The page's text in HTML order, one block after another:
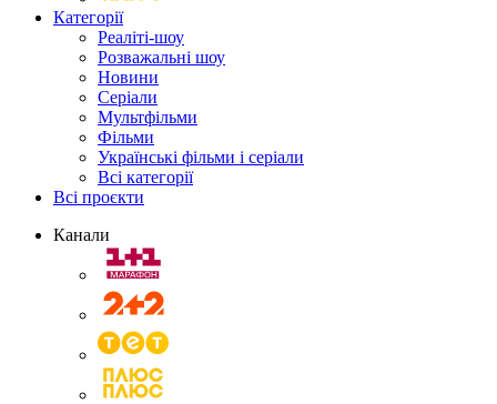
Категорії
Реаліті-шоу
Розважальні шоу
Новини
Серіали
Мультфільми
Фільми
Українські фільми і серіали
Всі категорії
Всі проєкти
Канали